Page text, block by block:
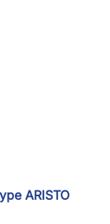
ARISTO